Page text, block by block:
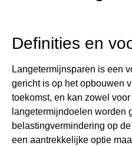
Definities en
Langetermijnsparen is een
gericht is op het opbouwen
toekomst, en kan zowel
langetermijndoelen worden
belastingvermindering op
een aantrekkelijke optie